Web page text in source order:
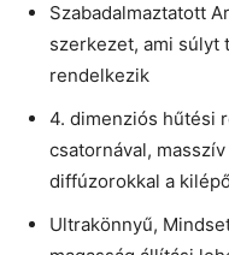
Szabadalmaztatott
szerkezet, ami súlyt
rendelkezik
4. dimenziós hűtési
csatornával,
diffúzorokkal a
Ultrakönnyű,